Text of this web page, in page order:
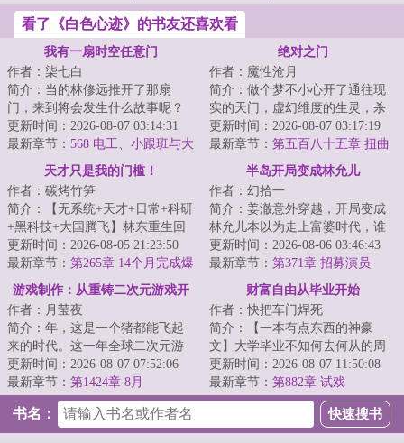
看了《白色心迹》的书友还喜欢看
我有一扇时空任意门
作者：柒七白
简介：当的林修远推开了那扇
门，来到将会发生什么故事呢？
那么……过去的郑秀妍将会未来
的Jessica开始对...
更新时间：2026-08-07 03:14:31
最新章节： 568 电工、小跟班与大
柚子（求订阅求月票）
绝对之门
作者：魔性沧月
简介：做个梦不小心开了通往现
实的天门，虚幻维度的生灵，杀
进了现实。给这个注定灭绝的宇
宙又添了一种微...
更新时间：2026-08-07 03:17:19
最新章节： 第五百八十五章 扭曲
天才只是我的门槛！
作者：碳烤竹笋
简介：【无系统+天才+日常+科研
+黑科技+大国腾飞】林东重生回
到幼儿时期。一个强大的灵魂，
住进一具幼小...
更新时间：2026-08-05 21:23:50
最新章节： 第265章 14个月完成爆
震发动机
半岛开局变成林允儿
作者：幻拾一
简介：姜澈意外穿越，开局变成
林允儿本以为走上富婆时代，谁
知转头看见了另一个林允儿！本
以为只变身林允...
更新时间：2026-08-06 03:46:43
最新章节： 第371章 招募演员
游戏制作：从重铸二次元游戏开
作者：月莹夜
简介：年，这是一个猪都能飞起
来的时代。这一年全球二次元游
戏市场突破百亿美元。《崩坏》
《明日方舟》《...
更新时间：2026-08-07 07:52:06
最新章节： 第1424章 8月
财富自由从毕业开始
作者：快把车门焊死
简介：【一本有点东西的神豪
文】大学毕业不知何去何从的周
望，在玩游戏的时候意外开启
了“人生之弈”系统...
更新时间：2026-08-07 11:50:08
最新章节： 第882章 试戏
书名：